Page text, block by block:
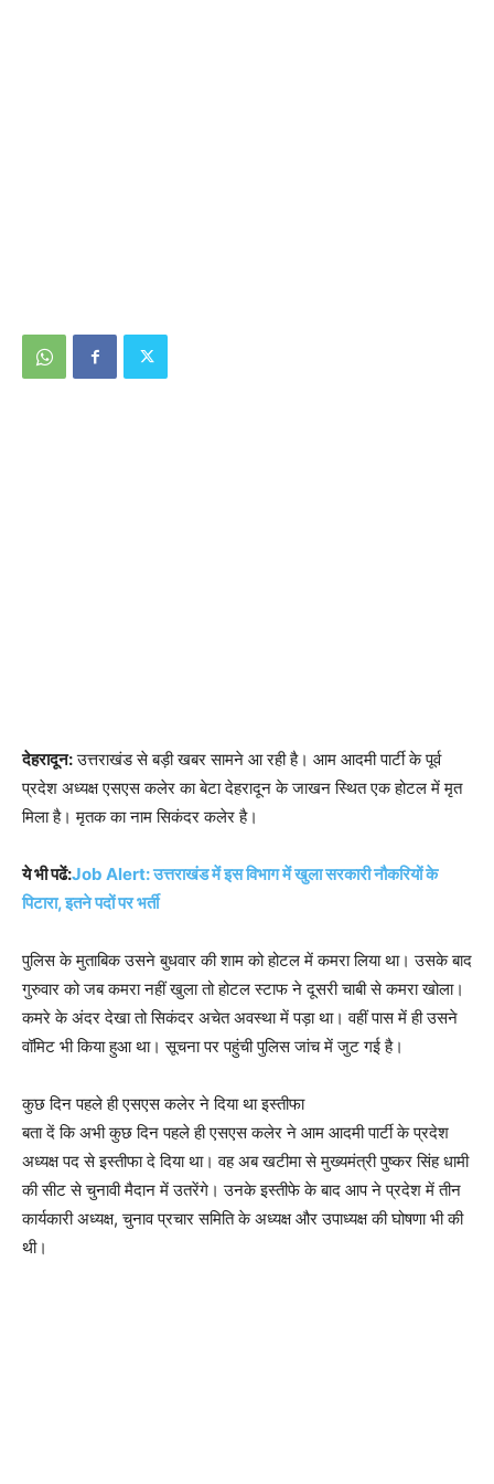
देहरादून:उत्तराखंड से बड़ी खबर सामने आ रही है। आम आदमी पार्टी के पूर्व
प्रदेश अध्यक्ष एसएस कलेर का बेटा देहरादून के जाखन स्थित एक होटल में मृत
मिला है। मृतक का नाम सिकंदर कलेर है।
ये भी पढें:Job Alert: उत्तराखंड में इस विभाग में खुला सरकारी नौकरियों के
पिटारा, इतने पदों पर भर्ती
पुलिस के मुताबिक उसने बुधवार की शाम को होटल में कमरा लिया था। उसके बाद
गुरुवार को जब कमरा नहीं खुला तो होटल स्टाफ ने दूसरी चाबी से कमरा खोला।
कमरे के अंदर देखा तो सिकंदर अचेत अवस्था में पड़ा था। वहीं पास में ही उसने
वॉमिट भी किया हुआ था। सूचना पर पहुंची पुलिस जांच में जुट गई है।
कुछ दिन पहले ही एसएस कलेर ने दिया था इस्तीफा
बता दें कि अभी कुछ दिन पहले ही एसएस कलेर ने आम आदमी पार्टी के प्रदेश
अध्यक्ष पद से इस्तीफा दे दिया था। वह अब खटीमा से मुख्यमंत्री पुष्कर सिंह धामी
की सीट से चुनावी मैदान में उतरेंगे। उनके इस्तीफे के बाद आप ने प्रदेश में तीन
कार्यकारी अध्यक्ष, चुनाव प्रचार समिति के अध्यक्ष और उपाध्यक्ष की घोषणा भी की
थी।